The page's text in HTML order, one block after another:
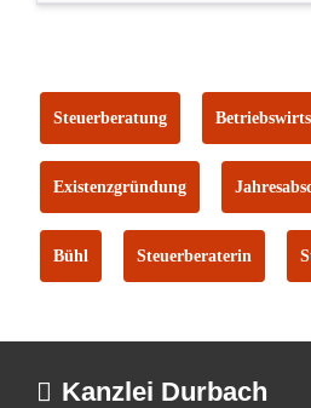
Steuerberatung
Existenzgründung
Bühl Steuerberaterin
Kanzlei Durbach